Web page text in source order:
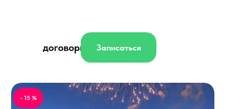
договорная Записаться
- 15 %